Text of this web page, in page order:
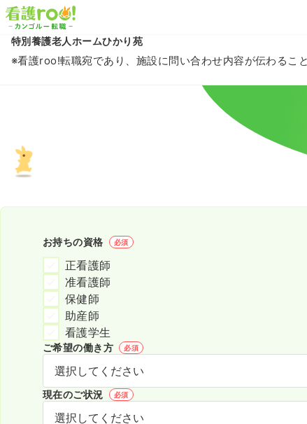
特別養護老人ホームひかり苑
※看護roo!転職宛であり、施設に問い合わせ内容が伝わるこ
お持ちの資格 必須
正看護師
准看護師
保健師
助産師
看護学生
ご希望の働き方 必須
現在のご状況 必須